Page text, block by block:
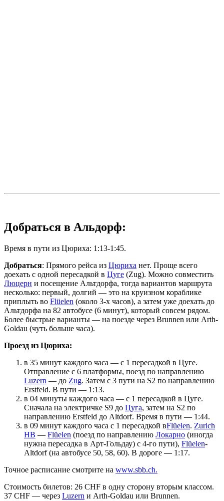
Добраться в Альдорф:
Время в пути из Цюриха: 1:13-1:45.
Добраться: Прямого рейса из Цюриха нет. Проще всего
доехать с одной пересадкой в Цуге (Zug). Можно совместить
Люцерн и посещение Альтдорфа, тогда вариантов маршрута
несколько: первый, долгий — это на круизном кораблике
приплыть во Flüelen (около 3-х часов), а затем уже доехать до
Альтдорфа на 82 автобусе (6 минут), который совсем рядом.
Более быстрые варианты — на поезде через Brunnen или Arth-
Goldau (чуть больше часа).
Проезд из Цюриха:
в 35 минут каждого часа — с 1 пересадкой в Цуге.
Отправление с 6 платформы, поезд по направлению
Luzern — до Zug. Затем с 3 пути на S2 по направлению
Erstfeld. В пути — 1:13.
в 04 минуты каждого часа — с 1 пересадкой в Цуге.
Сначала на электричке S9 до Цуга, затем на S2 по
направлению Erstfeld до Altdorf. Время в пути — 1:44.
в 09 минут каждого часа с 1 пересадкой вFlüelen. Zurich
HB — Flüelen (поезд по направлению Локарно (иногда
нужна пересадка в Арт-Гольдау) с 4-го пути), Flüelen-
Altdorf (на автобусе 50, 58, 60). В дороге — 1:17.
Точное расписание смотрите на www.sbb.ch.
Стоимость билетов: 26 CHF в одну сторону вторым классом.
37 CHF — через Luzern и Arth-Goldau или Brunnen.